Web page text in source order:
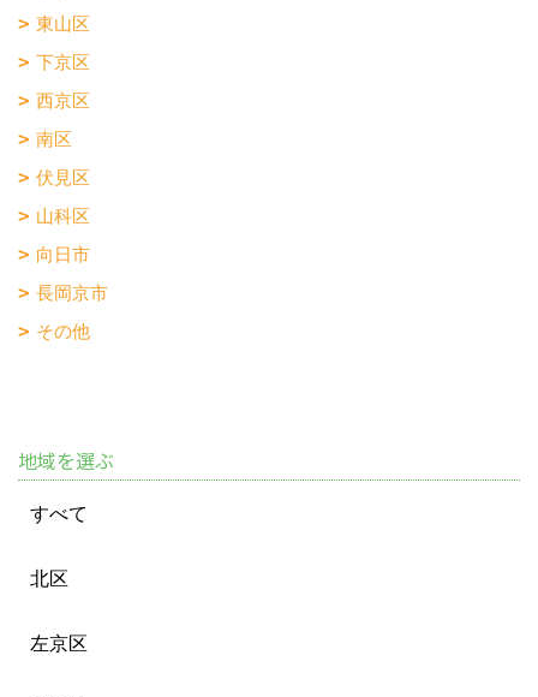
東山区
下京区
西京区
南区
伏見区
山科区
向日市
長岡京市
その他
地域を選ぶ
すべて
北区
左京区